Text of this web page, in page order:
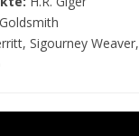
Sigourney